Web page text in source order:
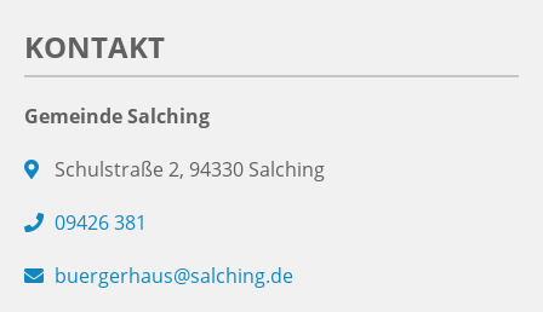
KONTAKT
Gemeinde Salching
Schulstraße 2, 94330 Salching
09426 381
buergerhaus@salching.de